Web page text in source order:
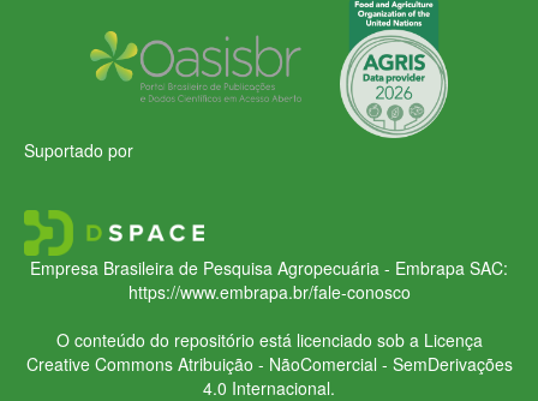
Suportado por
Empresa Brasileira de Pesquisa Agropecuária - Embrapa SAC:
https://www.embrapa.br/fale-conosco
O conteúdo do repositório está licenciado sob a Licença
Creative CommonsAtribuição - NãoComercial - SemDerivações
4.0 Internacional.